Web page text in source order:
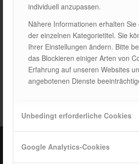
individuell anzupassen.
Nähere Informationen erhalten Sie
der einzelnen Kategorietitel. Sie
Ihrer Einstellungen ändern. Bitte
das Blockieren einiger Arten von
Erfahrung auf unseren Websites
angebotenen Dienste
Unbedingt erforderliche Cookies
Google Analytics-Cookies
externer Faktoren PHYSIKALISCHE
können RISSE oder BRÜCHE auf der
Paneele verursachen. …
12/03/2025
ISOTEC Türkiye – Fabrik